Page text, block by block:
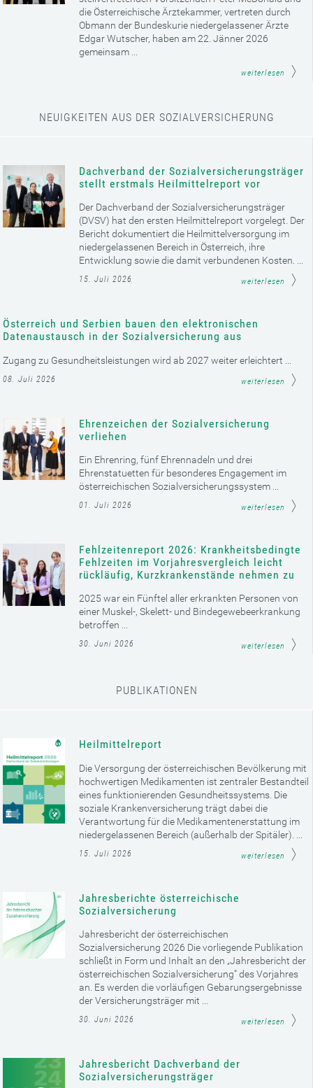
die Österreichische Ärztekammer, vertreten durch
Obmann der Bundeskurie niedergelassener Ärzte
Edgar Wutscher, haben am 22. Jänner 2026
gemeinsam ...
weiterlesen
NEUIGKEITEN AUS DER SOZIALVERSICHERUNG
Dachverband der Sozialversicherungsträger
stellt erstmals Heilmittelreport vor
Der Dachverband der Sozialversicherungsträger
(DVSV) hat den ersten Heilmittelreport vorgelegt. Der
Bericht dokumentiert die Heilmittelversorgung im
niedergelassenen Bereich in Österreich, ihre
Entwicklung sowie die damit verbundenen Kosten. ...
15. Juli 2026 weiterlesen
Österreich und Serbien bauen den elektronischen
Datenaustausch in der Sozialversicherung aus
Zugang zu Gesundheitsleistungen wird ab 2027 weiter erleichtert ...
08. Juli 2026 weiterlesen
Ehrenzeichen der Sozialversicherung
verliehen
Ein Ehrenring, fünf Ehrennadeln und drei
Ehrenstatuetten für besonderes Engagement im
österreichischen Sozialversicherungssystem ...
01. Juli 2026 weiterlesen
Fehlzeitenreport 2026: Krankheitsbedingte
Fehlzeiten im Vorjahresvergleich leicht
rückläufig, Kurzkrankenstände nehmen zu
2025 war ein Fünftel aller erkrankten Personen von
einer Muskel-, Skelett- und Bindegewebeerkrankung
betroffen ...
30. Juni 2026 weiterlesen
PUBLIKATIONEN
Heilmittelreport
Die Versorgung der österreichischen Bevölkerung mit
hochwertigen Medikamenten ist zentraler Bestandteil
eines funktionierenden Gesundheitssystems. Die
soziale Krankenversicherung trägt dabei die
Verantwortung für die Medikamentenerstattung im
niedergelassenen Bereich (außerhalb der Spitäler). ...
15. Juli 2026 weiterlesen
Jahresberichte österreichische
Sozialversicherung
Jahresbericht der österreichischen
Sozialversicherung 2026 Die vorliegende Publikation
schließt in Form und Inhalt an den „Jahresbericht der
österreichischen Sozialversicherung“ des Vorjahres
an. Es werden die vorläufigen Gebarungsergebnisse
der Versicherungsträger mit ...
30. Juni 2026 weiterlesen
Jahresbericht Dachverband der
Sozialversicherungsträger